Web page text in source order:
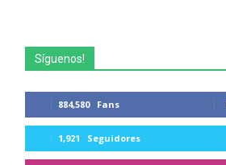
Síguenos!
884,580 Fans
1,921 Seguidores